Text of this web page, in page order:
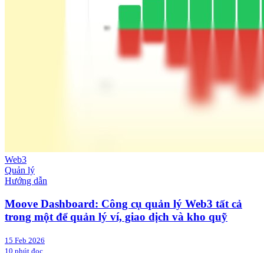
Web3
Quản lý
Hướng dẫn
Moove Dashboard: Công cụ quản lý Web3 tất cả
trong một để quản lý ví, giao dịch và kho quỹ
15 Feb 2026
10 phút đọc